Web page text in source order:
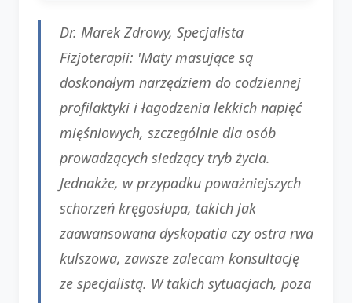
Dr. Marek Zdrowy, Specjalista
Fizjoterapii: 'Maty masujące są
doskonałym narzędziem do codziennej
profilaktyki i łagodzenia lekkich napięć
mięśniowych, szczególnie dla osób
prowadzących siedzący tryb życia.
Jednakże, w przypadku poważniejszych
schorzeń kręgosłupa, takich jak
zaawansowana dyskopatia czy ostra rwa
kulszowa, zawsze zalecam konsultację
ze specjalistą. W takich sytuacjach, poza